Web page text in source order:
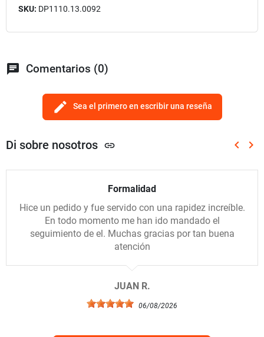
SKU: DP1110.13.0092
chat Comentarios (0)
edit Sea el primero en escribir una reseña
Di sobre nosotros link keyboard_arrow_left keyboard_arrow_right
Formalidad
Hice un pedido y fue servido con una rapidez increíble.
En todo momento me han ido mandado el
seguimiento de el. Muchas gracias por tan buena
atención
JUAN R.
06/08/2026